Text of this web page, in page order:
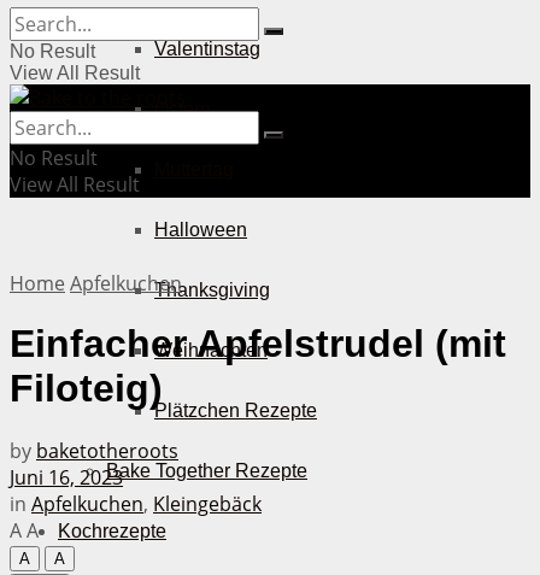
Valentinstag
Ostern
Halloween
Thanksgiving
Weihnachten
Plätzchen Rezepte
Bake Together Rezepte
Kochrezepte
No Result
View All Result
No Result
View All Result
Home Apfelkuchen
Einfacher Apfelstrudel (mit
Filoteig)
by baketotheroots
Juni 16, 2023
in Apfelkuchen, Kleingebäck
AA
A
A